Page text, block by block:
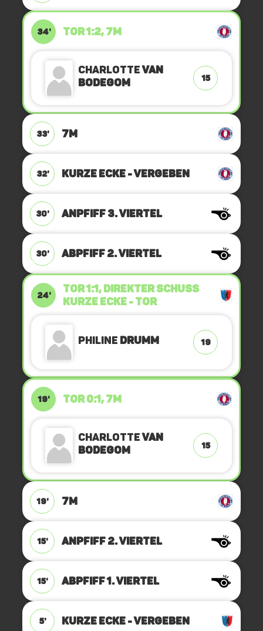
34' TOR 1:2, 7M
Charlottevan
Bodegom
15
33' 7M
32' KURZE ECKE - VERGEBEN
30' ANPFIFF 3. Viertel
30' ABPFIFF 2. Viertel
24'
TOR 1:1, DIREKTER SCHUSS
Kurze Ecke - Tor
Philine Drumm 19
19' TOR 0:1, 7M
Charlottevan
Bodegom
15
19' 7M
15' ANPFIFF 2. Viertel
15' ABPFIFF 1. Viertel
5' KURZE ECKE - VERGEBEN